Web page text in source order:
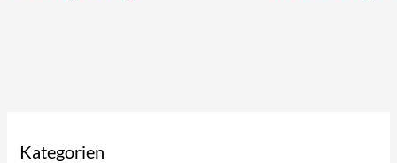
Kategorien